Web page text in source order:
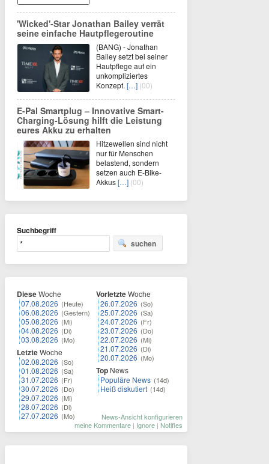
'Wicked'-Star Jonathan Bailey verrät
seine einfache Hautpflegeroutine
(BANG) - Jonathan
Bailey setzt bei seiner
Hautpflege auf ein
unkompliziertes
Konzept. […] (00)
E-Pal Smartplug – Innovative Smart-
Charging-Lösung hilft die Leistung
eures Akku zu erhalten
Hitzewellen sind nicht
nur für Menschen
belastend, sondern
setzen auch E-Bike-
Akkus[…] (00)
Suchbegriff
suchen
DieseWoche
07.08.2026 (Heute)
06.08.2026 (Gestern)
05.08.2026 (Mi)
04.08.2026 (Di)
03.08.2026 (Mo)
LetzteWoche
02.08.2026 (So)
01.08.2026 (Sa)
31.07.2026 (Fr)
30.07.2026 (Do)
29.07.2026 (Mi)
28.07.2026 (Di)
27.07.2026 (Mo)
VorletzteWoche
26.07.2026 (So)
25.07.2026 (Sa)
24.07.2026 (Fr)
23.07.2026 (Do)
22.07.2026 (Mi)
21.07.2026 (Di)
20.07.2026 (Mo)
Top News
Populäre News (14d)
Heiß diskutiert (14d)
News-Ansicht konfigurieren
meine Kommentare | Ignore | Notifies